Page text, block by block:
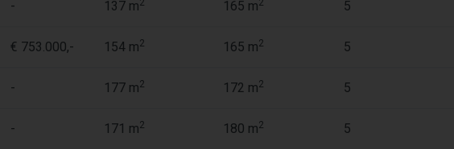
- 137 m 165 m 5
€ 753.000,- 154 m2 165 m2 5
- 177 m2 172 m2 5
- 171 m2 180 m2 5